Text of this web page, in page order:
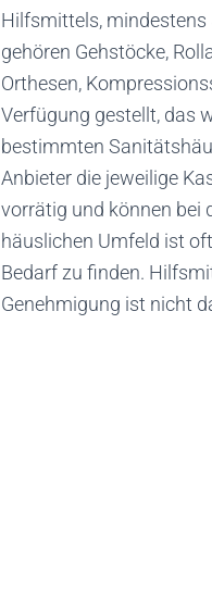
Hilfsmittels,
gehören Gehstöcke,
Orthesen,
Verfügung gestellt, das
bestimmten
Anbieter die jeweilige
vorrätig und können bei
häuslichen Umfeld ist
Bedarf zu finden.
Genehmigung ist nicht